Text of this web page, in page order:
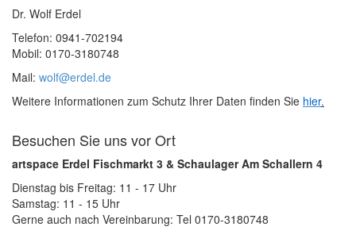
Dr. Wolf Erdel
Telefon: 0941-702194
Mobil: 0170-3180748
Mail: wolf@erdel.de
Weitere Informationen zum Schutz Ihrer Daten finden Sie hier.
Besuchen Sie uns vor Ort
artspace Erdel Fischmarkt 3 & Schaulager Am Schallern 4
Dienstag bis Freitag: 11 - 17 Uhr
Samstag: 11 - 15 Uhr
Gerne auch nach Vereinbarung: Tel 0170-3180748